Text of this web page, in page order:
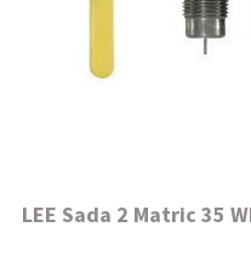
LEE Sada 2 Matric 35